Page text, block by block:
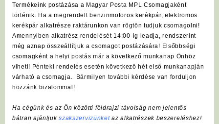
Termékeink postázása a Magyar Posta MPL Csomagjaként
történik. Ha a megrendelt benzinmotoros kerékpár, elektromos
kerékpár alkatrésze raktárunkon van rögtön tudjuk csomagolni!
Amennyiben alkatrész rendelését 14:00-ig leadja, rendszerint
még aznap összeállítjuk a csomagot postázására! Elsőbbségi
csomagként a helyi postás már a következő munkanap Önhöz
viheti! Pénteki rendelés esetén következő hét első munkanapján
várható a csomagja. Bármilyen további kérdése van forduljon
hozzánk bizalommal!
Ha cégünk és az Ön közötti földrajzi távolság nem jelentős
bátran ajánljukszakszervizünket az alkatrészek beszereléshez!